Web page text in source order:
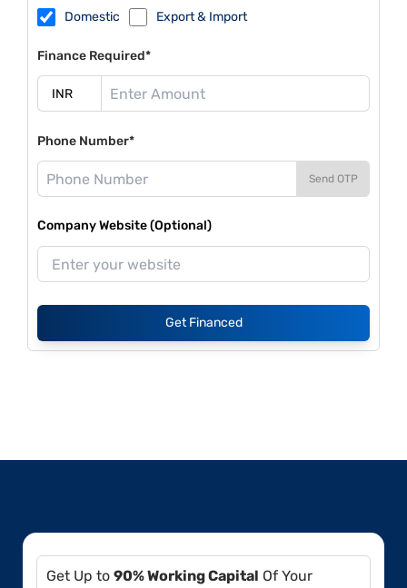
Domestic Export & Import
Finance Required*
Phone Number*
Send OTP
Company Website (Optional)
Get Financed
Get Up to 90% Working Capital Of Your